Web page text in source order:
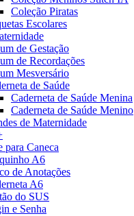
Coleção Piratas
Escolares
de Gestação
de Recordações
Mesversário
de Saúde
Caderneta de Saúde Menina
Caderneta de Saúde Menino
de Maternidade
para Caneca
A6
de Anotações
A6
do SUS
e Senha